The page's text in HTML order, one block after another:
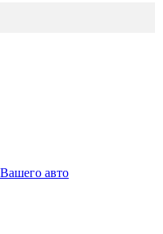
авто